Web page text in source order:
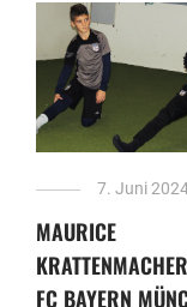
7. Juni
MAURICE
FC BAYERN